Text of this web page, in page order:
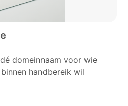
domeinnaam voor wie
handbereik wil